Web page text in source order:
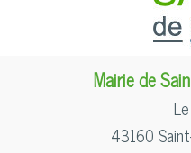
Mairie de
43160